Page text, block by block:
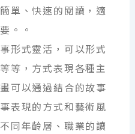
單、快速的閱讀，適
。。
形式靈活，可以形式
等，方式表現各種主
可以通過結合的故事
表現的方式和藝術風
同年齡層、職業的讀